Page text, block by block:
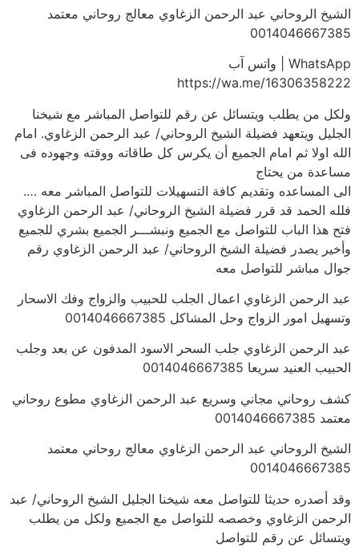
الشيخ الروحاني عبد الرحمن الزغاوي معالج روحاني معتمد
0014046667385
WhatsApp | واتس آب
https://wa.me/16306358222
ولكل من يطلب ويتسائل عن رقم للتواصل المباشر مع شيخنا
الجليل ويتعهد فضيلة الشيخ الروحاني/ عبد الرحمن الزغاوي. امام
الله اولا ثم امام الجميع أن يكرس كل طاقاته ووقته وجهوده فى
مساعدة من يحتاج
الى المساعده وتقديم كافة التسهيلات للتواصل المباشر معه ….
فلله الحمد قد قرر فضيلة الشيخ الروحاني/ عبد الرحمن الزغاوي
فتح هذا الباب للتواصل مع الجميع ونبشـــر الجميع بشري للجميع
وأخير يصدر فضيلة الشيخ الروحاني/ عبد الرحمن الزغاوي رقم
جوال مباشر للتواصل معه
عبد الرحمن الزغاوي اعمال الجلب للحبيب والزواج وفك الاسحار
وتسهيل امور الزواج وحل المشاكل 0014046667385
عبد الرحمن الزغاوي جلب السحر الاسود المدفون عن بعد وجلب
الحبيب العنيد سريعا 0014046667385
كشف روحاني مجاني وسريع عبد الرحمن الزغاوي مطوع روحاني
معتمد 0014046667385
الشيخ الروحاني عبد الرحمن الزغاوي معالج روحاني معتمد
0014046667385
وقد أصدره حديثا للتواصل معه شيخنا الجليل الشيخ الروحاني/ عبد
الرحمن الزغاوي وخصصه للتواصل مع الجميع ولكل من يطلب
ويتسائل عن رقم للتواصل